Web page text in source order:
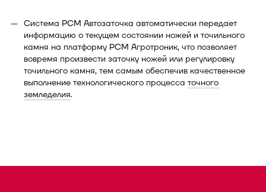
Система РСМ Автозаточка автоматически передает
информацию о текущем состоянии ножей и точильного
камня на платформу РСМ Агротроник, что позволяет
вовремя произвести заточку ножей или регулировку
точильного камня, тем самым обеспечив качественное
выполнение технологического процесса точного
земледелия.